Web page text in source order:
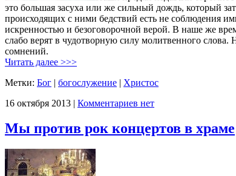
это большая засуха или же сильный дождь, который
происходящих с ними бедствий есть не соблюдения
искренностью и безоговорочной верой. В наше же
слабо верят в чудотворную силу молитвенного
сомнений.
Читать далее >>>
Метки: Бог | богослужение | Христос
16 октября 2013 | Комментариев нет
Мы против рок концертов в храме